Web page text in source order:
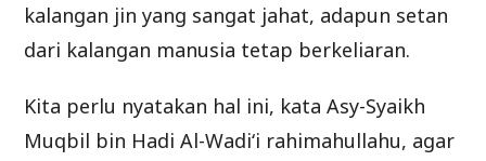
kalangan jin yang sangat jahat, adapun setan
dari kalangan manusia tetap berkeliaran.
Kita perlu nyatakan hal ini, kata Asy-Syaikh
Muqbil bin Hadi Al-Wadi‘i rahimahullahu, agar